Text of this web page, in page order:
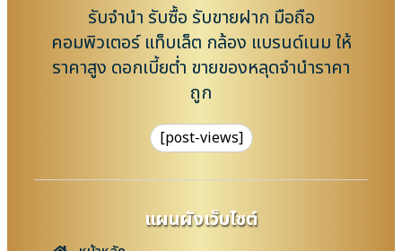
รับจำนำ รับซื้อ รับขายฝาก มือถือ
คอมพิวเตอร์ แท็บเล็ต กล้อง แบรนด์เนม ให้
ราคาสูง ดอกเบี้ยต่ำ ขายของหลุดจำนำราคา
ถูก
[post-views]
แผนผังเว็บไซต์